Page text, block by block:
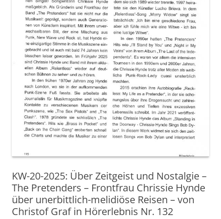
KW-20-2025: Über Zeitgeist und Nostalgie –
The Pretenders – Frontfrau Chrissie Hynde
über unerbittlich-melidiöse Reisen – von
Christof Graf in Hörerlebnis Nr. 132